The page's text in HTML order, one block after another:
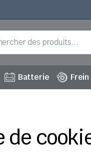
Batterie Frein
de